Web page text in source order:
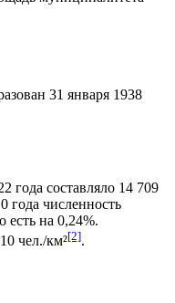
31 января 1938
года составляло 14 709
года численность
есть на 0,24%.
чел./км²[2].